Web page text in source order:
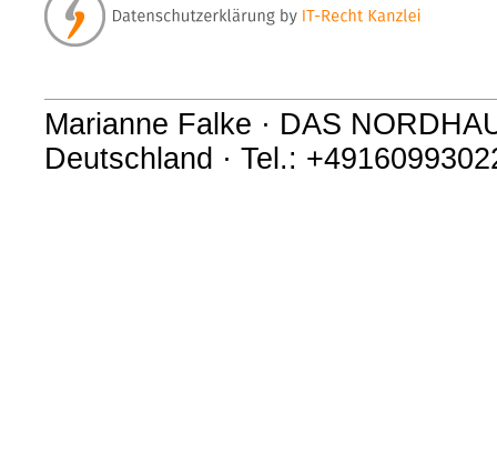
Marianne Falke · DAS
Deutschland · Tel.: